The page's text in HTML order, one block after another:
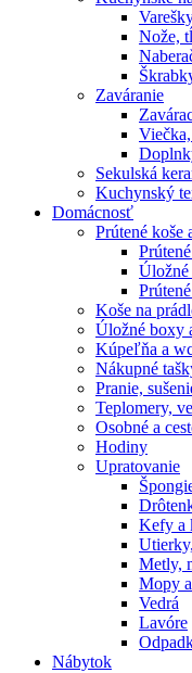
Nože,
Zaváranie
Sekulská
Kuchynský
Domácnosť
Prútené koše
Úložné
Koše na
Úložné boxy
Kúpeľňa a
Nákupné
Pranie,
Teplomery,
Osobné a
Hodiny
Upratovanie
Kefy a
Metly,
Mopy
Vedrá
Lavóre
Nábytok